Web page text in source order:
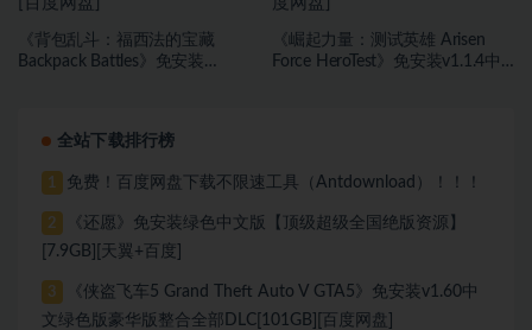
《背包乱斗：福西法的宝藏
Backpack Battles》免安装
《崛起力量：测试英雄 Arisen
Force HeroTest》免安装v1.1.4中
全站下载排行榜
1 免费！百度网盘下载不限速工具（Antdownload）！！！
2
《还愿》免安装绿色中文版【顶级超级全国绝版资源】
[7.9GB][天翼+百度]
3
《侠盗飞车5 Grand Theft Auto V GTA5》免安装v1.60中
文绿色版豪华版整合全部DLC[101GB][百度网盘]